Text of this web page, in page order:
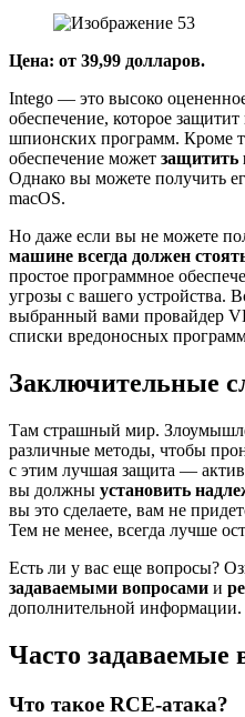
Цена: от 39,99 долларов.
Intego — это высоко
обеспечение, которое
шпионских программ. Кроме
обеспечение может защитить
Однако вы можете получить
macOS.
Но даже если вы не можете
машине всегда должен
простое программное
угрозы с вашего устройства.
выбранный вами провайдер
списки вредоносных
Заключительные
Там страшный мир.
различные методы, чтобы
с этим лучшая защита —
вы должны установить
вы это сделаете, вам не
Тем не менее, всегда лучше
Есть ли у вас еще вопросы?
задаваемыми вопросами и
дополнительной информации.
Часто задаваемые
Что такое RCE-атака?